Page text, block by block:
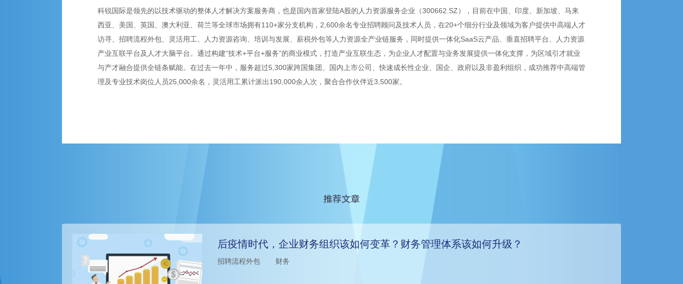
科锐国际是领先的以技术驱动的整体人才解决方案服务商，也是国内首家登陆A股的人力资源服务企业（300662.SZ），目前在中国、印度、新加坡、马来
西亚、美国、英国、澳大利亚、荷兰等全球市场拥有110+家分支机构，2,600余名专业招聘顾问及技术人员，在20+个细分行业及领域为客户提供中高端人才
访寻、招聘流程外包、灵活用工、人力资源咨询、培训与发展、薪税外包等人力资源全产业链服务，同时提供一体化SaaS云产品、垂直招聘平台、人力资源
产业互联平台及人才大脑平台。通过构建“技术+平台+服务”的商业模式，打造产业互联生态，为企业人才配置与业务发展提供一体化支撑，为区域引才就业
与产才融合提供全链条赋能。在过去一年中，服务超过5,300家跨国集团、国内上市公司、快速成长性企业、国企、政府以及非盈利组织，成功推荐中高端管
理及专业技术岗位人员25,000余名，灵活用工累计派出190,000余人次，聚合合作伙伴近3,500家。
推荐文章
后疫情时代，企业财务组织该如何变革？财务管理体系该如何升级？
招聘流程外包 财务